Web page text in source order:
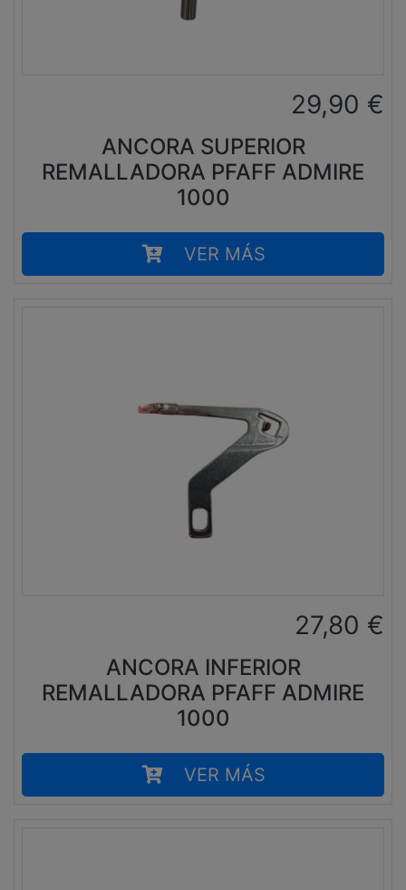
29,90 €
ANCORA SUPERIOR
REMALLADORA PFAFF ADMIRE
1000
VER MÁS
27,80 €
ANCORA INFERIOR
REMALLADORA PFAFF ADMIRE
1000
VER MÁS